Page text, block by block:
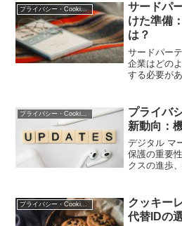
プライバシー・Cookie規制
サードパ
けた準備
は？
サードパー
企業はどの
する必要が
プライバ
新動向：
デジタル マ
保護の重要
クスの進歩
プライバシー・Cookie規制
クッキー
代替IDの